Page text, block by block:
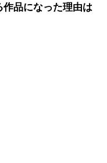
品になった理由は